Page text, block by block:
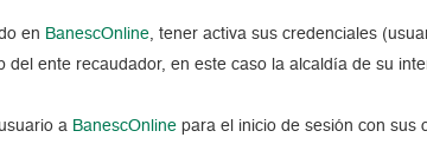
en BanescOnline , tener activa sus credenciales
del ente recaudador, en este caso la alcaldía de su
a BanescOnline para el inicio de sesión con sus